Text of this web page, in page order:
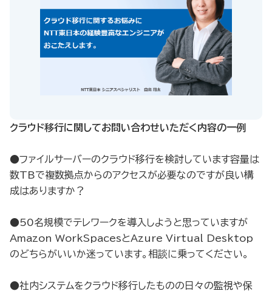
クラウド移行に関してお問い合わせいただく内容の一例​
●ファイルサーバーのクラウド移行を検討しています容量は
数TBで複数拠点からのアクセスが必要なのですが良い構
成はありますか？
●50名規模でテレワークを導入しようと思っていますが
Amazon WorkSpacesとAzure Virtual Desktop
のどちらがいいか迷っています。相談に乗ってください。
●社内システムをクラウド移行したものの日々の監視や保